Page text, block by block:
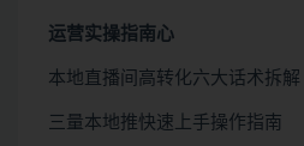
运营实操指南心
本地直播间高转化六大话术拆解
三量本地推快速上手操作指南